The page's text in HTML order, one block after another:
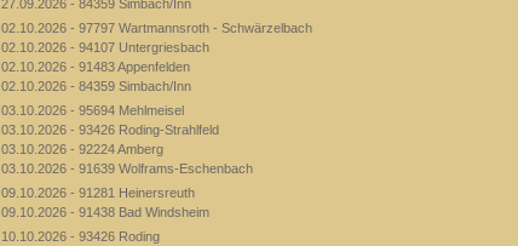
27.09.2026 - 84359 Simbach/Inn
02.10.2026 - 97797 Wartmannsroth - Schwärzelbach
02.10.2026 - 94107 Untergriesbach
02.10.2026 - 91483 Appenfelden
02.10.2026 - 84359 Simbach/Inn
03.10.2026 - 95694 Mehlmeisel
03.10.2026 - 93426 Roding-Strahlfeld
03.10.2026 - 92224 Amberg
03.10.2026 - 91639 Wolframs-Eschenbach
09.10.2026 - 91281 Heinersreuth
09.10.2026 - 91438 Bad Windsheim
10.10.2026 - 93426 Roding